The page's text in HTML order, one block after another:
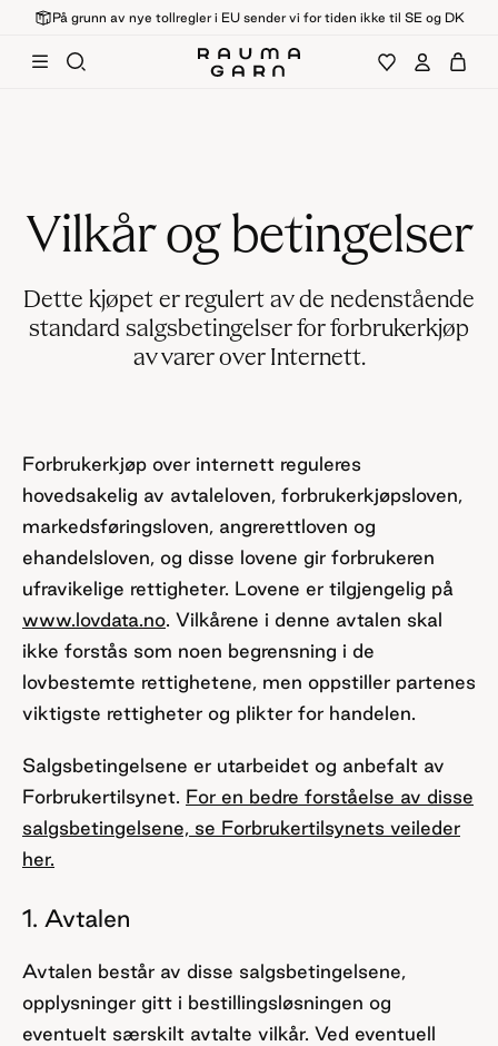
På grunn av nye tollregler i EU sender vi for tiden ikke til SE og DK
Vilkår og betingelser
Dette kjøpet er regulert av de nedenstående
standard salgsbetingelser for forbrukerkjøp
av varer over Internett.
Forbrukerkjøp over internett reguleres
hovedsakelig av avtaleloven, forbrukerkjøpsloven,
markedsføringsloven, angrerettloven og
ehandelsloven, og disse lovene gir forbrukeren
ufravikelige rettigheter. Lovene er tilgjengelig på
www.lovdata.no . Vilkårene i denne avtalen skal
ikke forstås som noen begrensning i de
lovbestemte rettighetene, men oppstiller partenes
viktigste rettigheter og plikter for handelen.
Salgsbetingelsene er utarbeidet og anbefalt av
Forbrukertilsynet. For en bedre forståelse av disse
salgsbetingelsene, se Forbrukertilsynets veileder
her.
1. Avtalen
Avtalen består av disse salgsbetingelsene,
opplysninger gitt i bestillingsløsningen og
eventuelt særskilt avtalte vilkår. Ved eventuell